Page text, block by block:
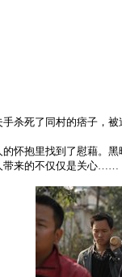
死了同村的痞子，被
抱里找到了慰藉。黑
带来的不仅仅是关心……